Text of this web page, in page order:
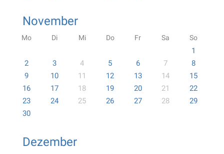
November
Mo Di Mi Do Fr Sa So
1
2
3 4 5 6 7
8
9
10 11 12 13 14
15
16
17 18 19 20 21
22
23
24 25 26 27 28
29
30
Dezember